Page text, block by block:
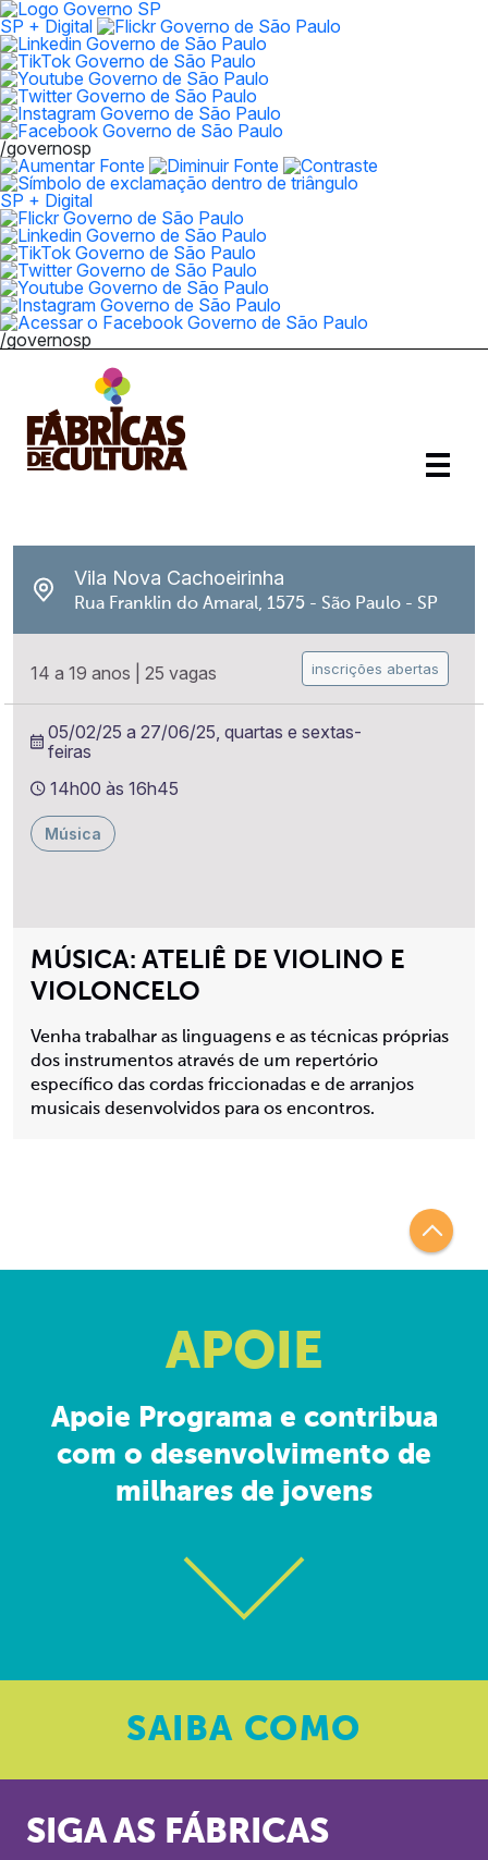
SP + Digital
/governosp
SP + Digital
/governosp
MÚSICA: ATELIÊ DE VIOLINO E
VIOLONCELO
Venha trabalhar as linguagens e as técnicas próprias
dos instrumentos através de um repertório
específico das cordas friccionadas e de arranjos
musicais desenvolvidos para os encontros.
Vila Nova Cachoeirinha
Rua Franklin do Amaral, 1575 - São Paulo - SP
14 a 19 anos 25 vagas inscrições abertas
05/02/25 a 27/06/25, quartas e sextas-
feiras
14h00 às 16h45
Música
APOIE
Apoie Programa e contribua
com o desenvolvimento de
milhares de jovens
SAIBA COMO
SIGA AS FÁBRICAS